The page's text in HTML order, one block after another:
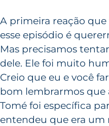
A primeira reação
esse episódio é
Mas precisamos
dele. Ele foi muito
Creio que eu e você
bom lembrarmos que
Tomé foi específica
entendeu que era